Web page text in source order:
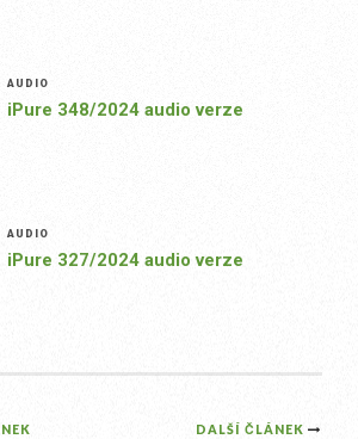
AUDIO
iPure 348/2024 audio verze
AUDIO
iPure 327/2024 audio verze
DALŠÍ ČLÁNEK